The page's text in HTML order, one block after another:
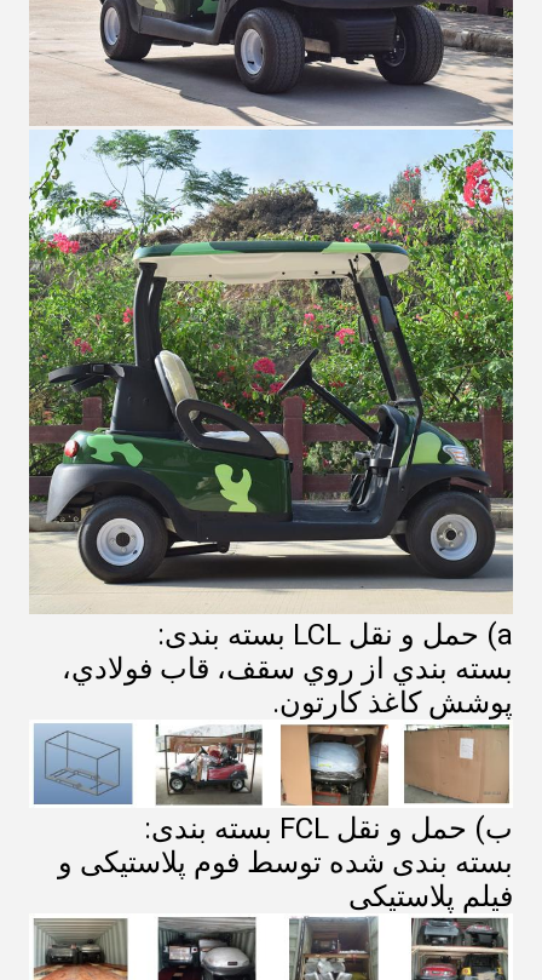
a) حمل و نقل LCL بسته بندی:
بسته بندي از روي سقف، قاب فولادي،
پوشش کاغذ کارتون.
ب) حمل و نقل FCL بسته بندی:
بسته بندی شده توسط فوم پلاستیکی و
فیلم پلاستیکی